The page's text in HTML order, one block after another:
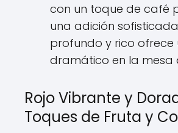
con un toque de café
una adición
profundo y rico ofrece
dramático en la mesa
Rojo Vibrante y
Toques de Fruta y